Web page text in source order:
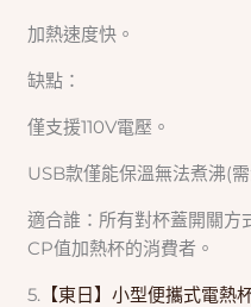
加熱速度快。
缺點：
僅支援110V電壓。
USB款僅能保溫無法煮沸(
適合誰：所有對杯蓋開關方
CP值加熱杯的消費者。
5. 【東日】小型便攜式電熱